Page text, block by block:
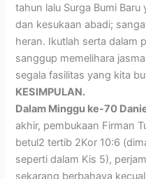
tahun lalu Surga Bumi
dan kesukaan abadi;
heran. Ikutlah serta dalam
sanggup memelihara
segala fasilitas yang kita
KESIMPULAN.
Dalam Minggu ke-70
akhir, pembukaan Firman
betul2 tertib 2Kor 10:6
seperti dalam Kis 5),
sekarang berbahaya